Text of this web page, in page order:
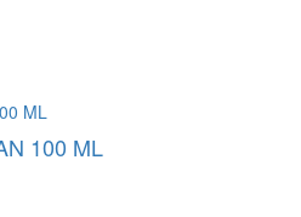
100 ML